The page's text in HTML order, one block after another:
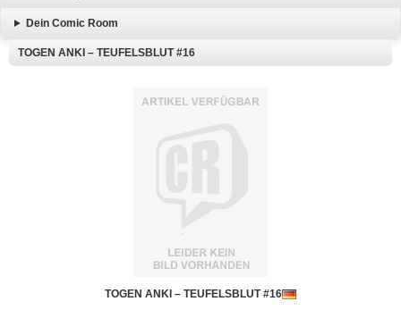
Dein Comic Room
TOGEN ANKI – TEUFELSBLUT #16
TOGEN ANKI – TEUFELSBLUT #16